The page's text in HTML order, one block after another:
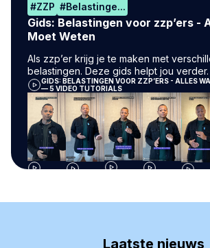
#ZZP #Belastinge...
Gids: Belastingen voor zzp’ers -
Moet Weten
Als zzp’er krijg je te maken met
belastingen. Deze gids helpt jou verder.
GIDS: BELASTINGEN VOOR ZZP’ERS - ALLES
— 5 VIDEO TUTORIALS
Laatste nieuws